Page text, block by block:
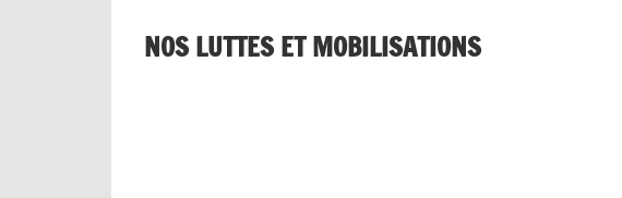
NOS LUTTES ET MOBILISATIONS